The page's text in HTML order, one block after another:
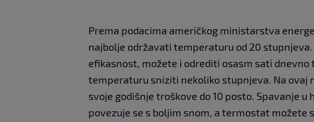
Prema podacima američkog ministarstva
najbolje održavati temperaturu od 20
efikasnost, možete i odrediti osasm sati dnevno
temperaturu sniziti nekoliko stupnjeva. Na ovaj
svoje godišnje troškove do 10 posto. Spavanje
povezuje se s boljim snom, a termostat možete